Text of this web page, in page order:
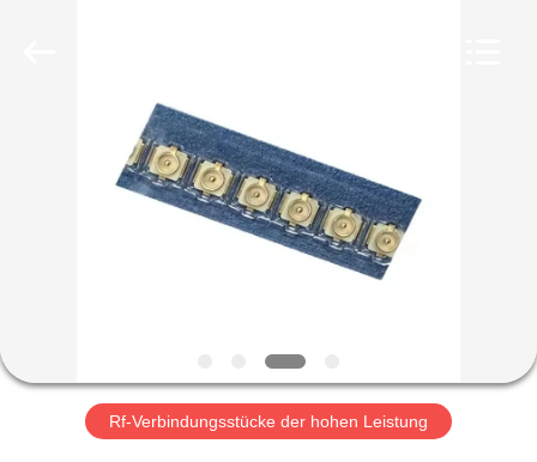
PRODUKTE
FABRIK-
AUSFLUGRf-Verbindungsstücke der hohen Leistung